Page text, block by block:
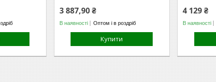
3 887,90 ₴
В наявності Оптом і в роздріб
Купити
4 129 ₴
В наявності